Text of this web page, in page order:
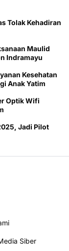
Tolak Kehadiran
Maulid
Indramayu
Kesehatan
Anak Yatim
Optik Wifi
Jadi Pilot
Siber